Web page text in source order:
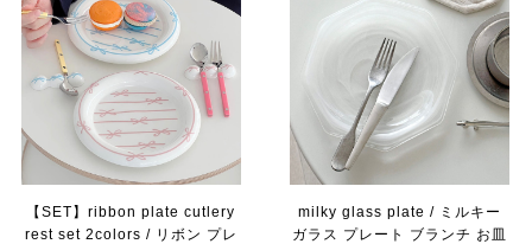
【SET】ribbon plate cutlery
rest set 2colors / リボン プレ
milky glass plate / ミルキー
ガラス プレート ブランチ お皿